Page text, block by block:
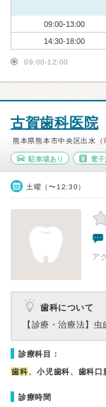
09:00-13:00
14:30-18:00
09:00-12:00
古賀歯科医院
熊本県熊本市中央区出水（
駐車場あり 電
土曜（〜12:30）
ア
歯科について
【診療・治療法】 虫
診療科目：
歯科、小児歯科、歯科口
診療時間